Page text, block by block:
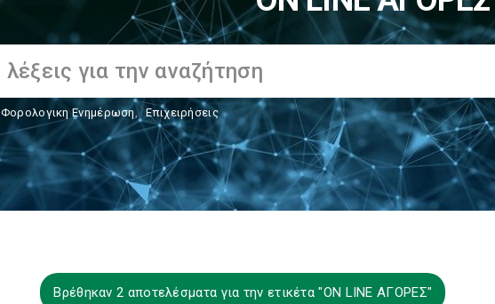
Φορολογικη Ενημέρωση, Επιχειρήσεις
Βρέθηκαν 2 αποτελέσματα για την ετικέτα "ON LINE ΑΓΟΡΕΣ"